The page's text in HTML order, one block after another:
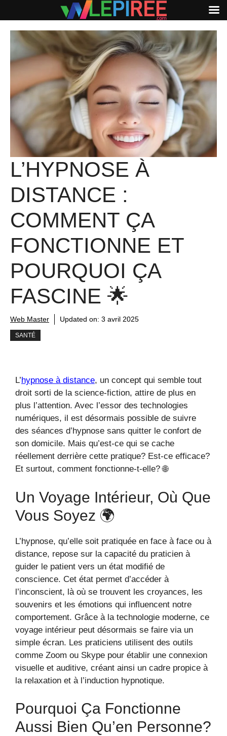
L’HYPNOSE À
DISTANCE :
COMMENT ÇA
FONCTIONNE ET
POURQUOI ÇA
FASCINE 🌟
Web Master Updated on: 3 avril 2025
SANTÉ
L’hypnose à distance, un concept qui semble tout
droit sorti de la science-fiction, attire de plus en
plus l’attention. Avec l’essor des technologies
numériques, il est désormais possible de suivre
des séances d’hypnose sans quitter le confort de
son domicile. Mais qu’est-ce qui se cache
réellement derrière cette pratique? Est-ce efficace?
Et surtout, comment fonctionne-t-elle? 🌐
Un Voyage Intérieur, Où Que
Vous Soyez 🌍
L’hypnose, qu’elle soit pratiquée en face à face ou à
distance, repose sur la capacité du praticien à
guider le patient vers un état modifié de
conscience. Cet état permet d’accéder à
l’inconscient, là où se trouvent les croyances, les
souvenirs et les émotions qui influencent notre
comportement. Grâce à la technologie moderne, ce
voyage intérieur peut désormais se faire via un
simple écran. Les praticiens utilisent des outils
comme Zoom ou Skype pour établir une connexion
visuelle et auditive, créant ainsi un cadre propice à
la relaxation et à l’induction hypnotique.
Pourquoi Ça Fonctionne
Aussi Bien Qu’en Personne?